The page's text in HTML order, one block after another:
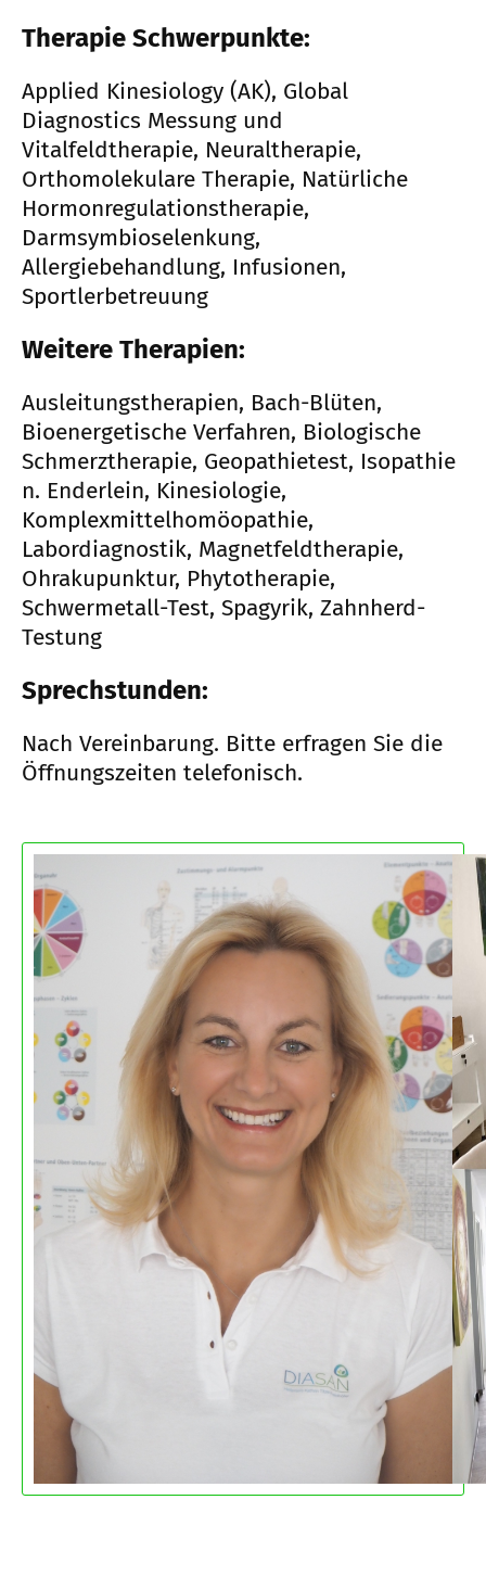
Therapie Schwerpunkte:
Applied Kinesiology (AK), Global
Diagnostics Messung und
Vitalfeldtherapie, Neuraltherapie,
Orthomolekulare Therapie, Natürliche
Hormonregulationstherapie,
Darmsymbioselenkung,
Allergiebehandlung, Infusionen,
Sportlerbetreuung
Weitere Therapien:
Ausleitungstherapien, Bach-Blüten,
Bioenergetische Verfahren, Biologische
Schmerztherapie, Geopathietest, Isopathie
n. Enderlein, Kinesiologie,
Komplexmittelhomöopathie,
Labordiagnostik, Magnetfeldtherapie,
Ohrakupunktur, Phytotherapie,
Schwermetall-Test, Spagyrik, Zahnherd-
Testung
Sprechstunden:
Nach Vereinbarung. Bitte erfragen Sie die
Öffnungszeiten telefonisch.